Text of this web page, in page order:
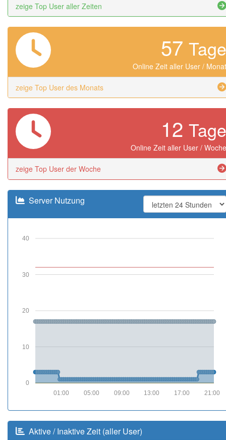
zeige Top User aller Zeiten
57 Tage
Online Zeit aller User / Monat
zeige Top User des Monats
12 Tage
Online Zeit aller User / Woche
zeige Top User der Woche
Server Nutzung
0
10
20
30
40
21:00
17:00
13:00
09:00
05:00
01:00
Aktive / Inaktive Zeit (aller User)